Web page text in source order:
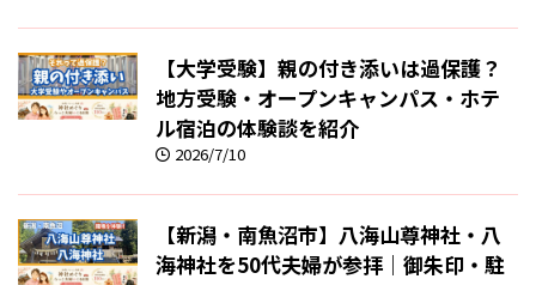
【大学受験】親の付き添いは過保護？
地方受験・オープンキャンパス・ホテ
ル宿泊の体験談を紹介
2026/7/10
【新潟・南魚沼市】八海山尊神社・八
海神社を50代夫婦が参拝｜御朱印・駐